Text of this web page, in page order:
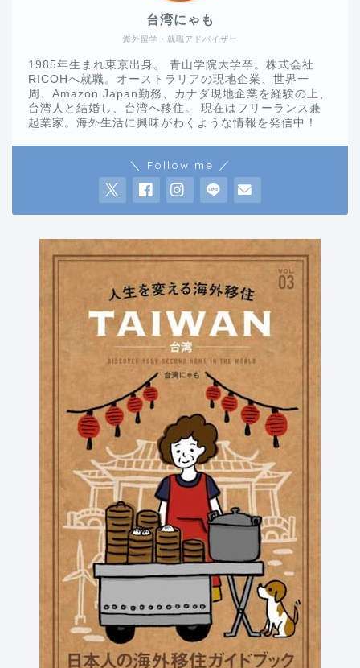
海外留学・就職アドバイザー
台湾にゃも
1985年生まれ東京出身。 青山学院大学卒。株式会社
RICOHへ就職。オーストラリアの現地企業、世界一
周、Amazon Japan勤務、カナダ現地企業を経験の上、
台湾人と結婚し、台湾へ移住。 現在はフリーランス兼
起業家。海外生活に興味がわくような情報を発信中！
＼ Follow me ／